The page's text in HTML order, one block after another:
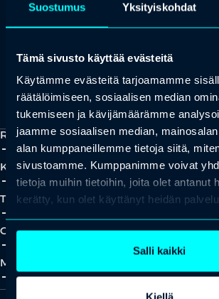
Suostumus Yksityiskohdat
Tämä sivusto käyttää evästeitä
Käytämme evästeitä tarjoamamme
räätälöimiseen, sosiaalisen median
tukemiseen ja kävijämäärämme
jaamme sosiaalisen median,
alan kumppaneillemme tietoja siitä,
sivustoamme. Kumppanimme voivat
tietoja muihin tietoihin, joita olet antanut
kerätty, kun olet käyttänyt heidän
Salli kaikki
Kaikki yhteystiedot
Ratkaisut
add_2close
Koulutukset
add_2close
Tapahtumat
add_2
Oivallukset
add_2
Meistä
add_2close